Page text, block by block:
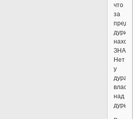
что
за
дури
Нет
у
дурака
над
дурью.